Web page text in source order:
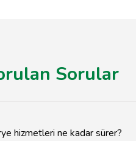
Sorular
hizmetleri ne kadar sürer?